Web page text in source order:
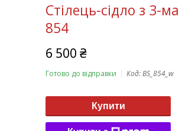
Стілець-сідло з 3-
854
6 500 ₴
Готово до відправки Код:BS_854_w
Купити